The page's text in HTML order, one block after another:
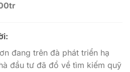
:
đang trên đà phát triển hạ
đầu tư đã đổ về tìm kiếm quỹ